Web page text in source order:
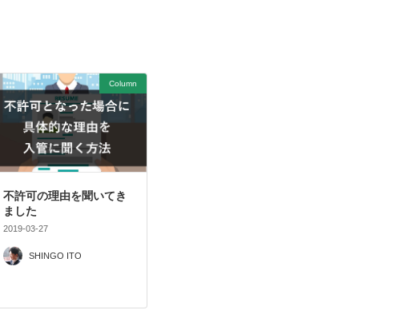
Column
不許可の理由を聞いてき
ました
2019-03-27
SHINGO ITO